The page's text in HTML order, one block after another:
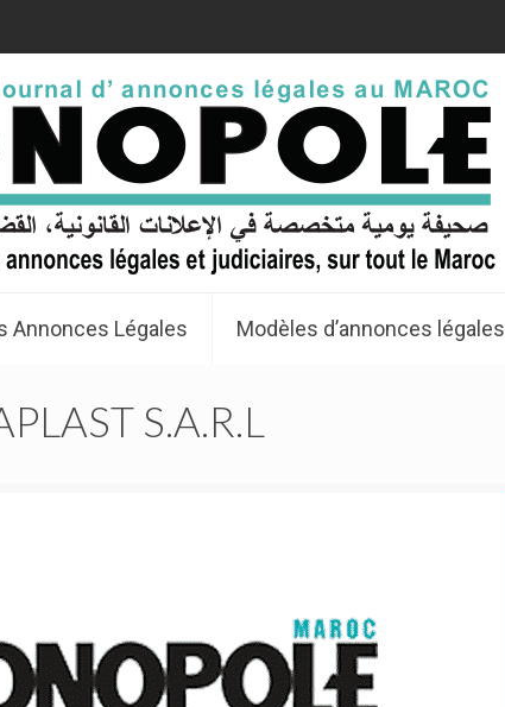
Annonces Légales Modèles d’annonces légales
S.A.R.L